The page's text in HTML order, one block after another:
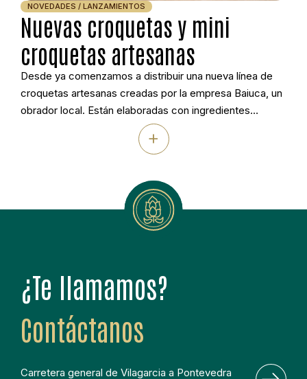
Nuevas croquetas y mini
croquetas artesanas
NOVEDADES / LANZAMIENTOS
Desde ya comenzamos a distribuir una nueva línea de
croquetas artesanas creadas por la empresa Baiuca, un
obrador local. Están elaboradas con ingredientes
seleccionados que garantizan sabor auténtico, textura
cremosa y una calidad constante. Perfectas para los
productos diferenciados y a la vez sorprender a sus
+
¿Te llamamos?
Contáctanos
Carretera general de Vilagarcia a Pontevedra